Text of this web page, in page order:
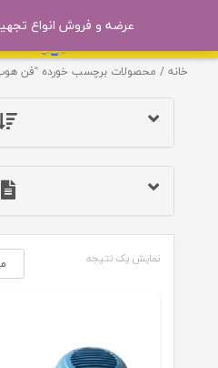
خانه/ محصولات برچسب خورده “فن
نمایش یک نتیجه
عرضه و فروش انواع